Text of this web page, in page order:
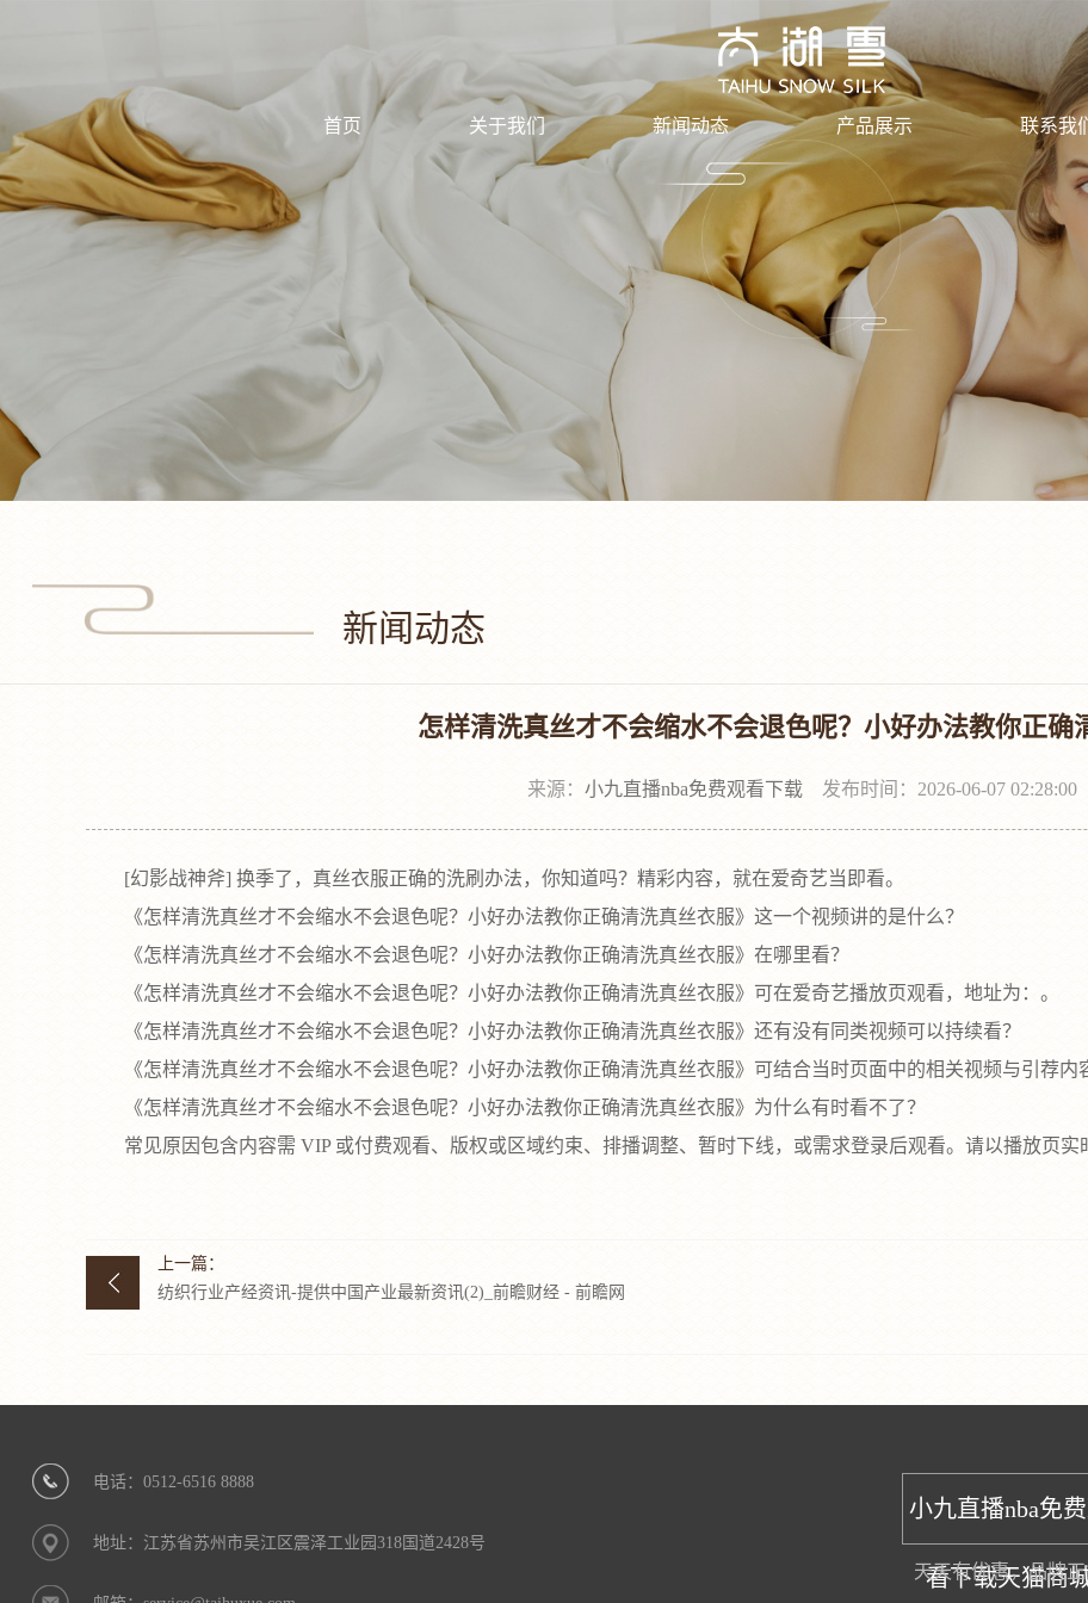
首页 关于我们 新闻动态 产品展示 联系我们
新闻动态
怎样清洗真丝才不会缩水不会退色呢？小好办法教你正确
来源： 小九直播nba免费观看下载发布时间：2026-06-07 02:28:00
[幻影战神斧] 换季了，真丝衣服正确的洗刷办法，你知道吗？精彩内容，就在爱奇艺当即看。
《怎样清洗真丝才不会缩水不会退色呢？小好办法教你正确清洗真丝衣服》这一个视频讲的是什么？
《怎样清洗真丝才不会缩水不会退色呢？小好办法教你正确清洗真丝衣服》在哪里看？
《怎样清洗真丝才不会缩水不会退色呢？小好办法教你正确清洗真丝衣服》可在爱奇艺播放页观看，地址为：。
《怎样清洗真丝才不会缩水不会退色呢？小好办法教你正确清洗真丝衣服》还有没有同类视频可以持续看？
《怎样清洗真丝才不会缩水不会退色呢？小好办法教你正确清洗真丝衣服》可结合当时页面中的相关视频与引荐内
《怎样清洗真丝才不会缩水不会退色呢？小好办法教你正确清洗真丝衣服》为什么有时看不了？
常见原因包含内容需 VIP 或付费观看、版权或区域约束、排播调整、暂时下线，或需求登录后观看。请以播放页实
上一篇：
纺织行业产经资讯-提供中国产业最新资讯(2)_前瞻财经 - 前瞻网
电话：0512-6516 8888
地址：江苏省苏州市吴江区震泽工业园318国道2428号
小九直播nba免
看下载天猫商
天天有优惠，品牌正